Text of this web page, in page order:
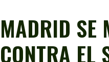
MADRID SE
CONTRA EL